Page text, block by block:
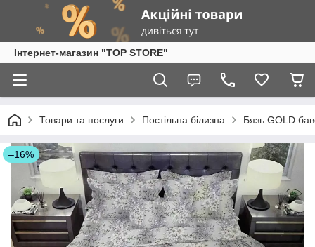
Інтернет-магазин "TOP STORE"
Товари та послуги Постільна білизна Бязь GOLD
–16%